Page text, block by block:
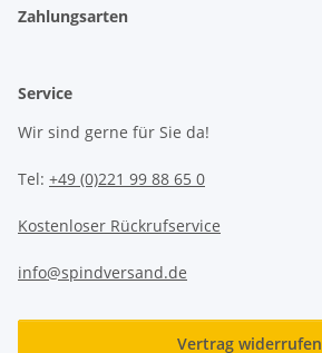
Zahlungsarten
Service
Wir sind gerne für Sie da!
Tel: +49 (0)221 99 88 65 0
Kostenloser Rückrufservice
info@spindversand.de
Vertrag widerrufen